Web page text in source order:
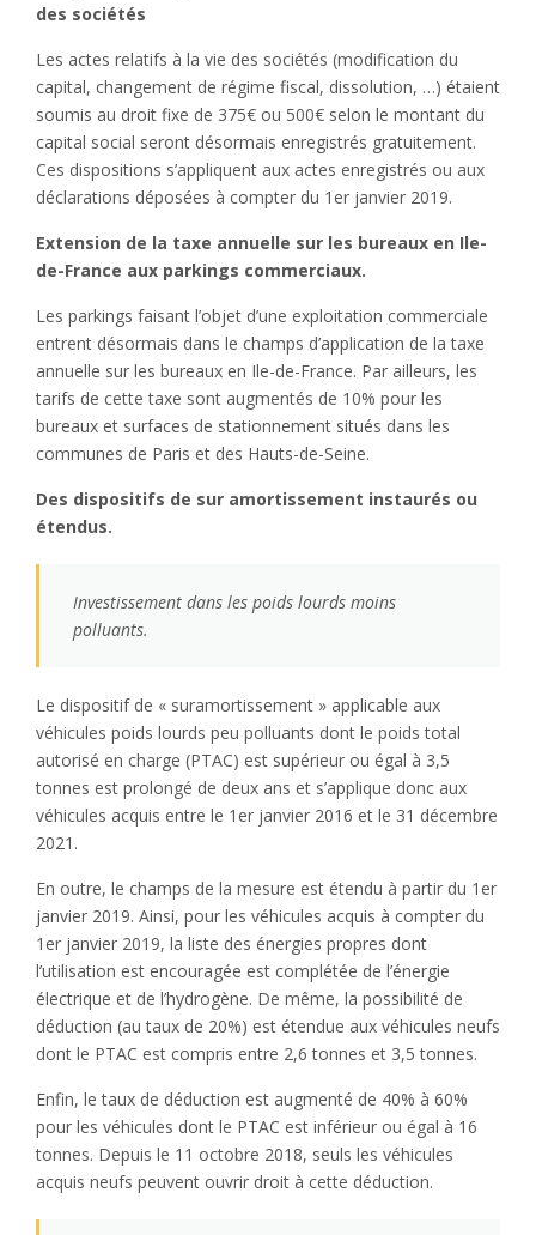
des sociétés
Les actes relatifs à la vie des sociétés (modification du
capital, changement de régime fiscal, dissolution, …) étaient
soumis au droit fixe de 375€ ou 500€ selon le montant du
capital social seront désormais enregistrés gratuitement.
Ces dispositions s’appliquent aux actes enregistrés ou aux
déclarations déposées à compter du 1er janvier 2019.
Extension de la taxe annuelle sur les bureaux en Ile-
de-France aux parkings commerciaux.
Les parkings faisant l’objet d’une exploitation commerciale
entrent désormais dans le champs d’application de la taxe
annuelle sur les bureaux en Ile-de-France. Par ailleurs, les
tarifs de cette taxe sont augmentés de 10% pour les
bureaux et surfaces de stationnement situés dans les
communes de Paris et des Hauts-de-Seine.
Des dispositifs de sur amortissement instaurés ou
étendus.
Investissement dans les poids lourds moins
polluants.
Le dispositif de « suramortissement » applicable aux
véhicules poids lourds peu polluants dont le poids total
autorisé en charge (PTAC) est supérieur ou égal à 3,5
tonnes est prolongé de deux ans et s’applique donc aux
véhicules acquis entre le 1er janvier 2016 et le 31 décembre
2021.
En outre, le champs de la mesure est étendu à partir du 1er
janvier 2019. Ainsi, pour les véhicules acquis à compter du
1er janvier 2019, la liste des énergies propres dont
l’utilisation est encouragée est complétée de l’énergie
électrique et de l’hydrogène. De même, la possibilité de
déduction (au taux de 20%) est étendue aux véhicules neufs
dont le PTAC est compris entre 2,6 tonnes et 3,5 tonnes.
Enfin, le taux de déduction est augmenté de 40% à 60%
pour les véhicules dont le PTAC est inférieur ou égal à 16
tonnes. Depuis le 11 octobre 2018, seuls les véhicules
acquis neufs peuvent ouvrir droit à cette déduction.